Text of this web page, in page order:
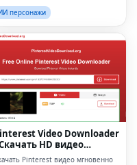
персонажи
Video Downloader
HD видео
Pinterest видео мгновенно